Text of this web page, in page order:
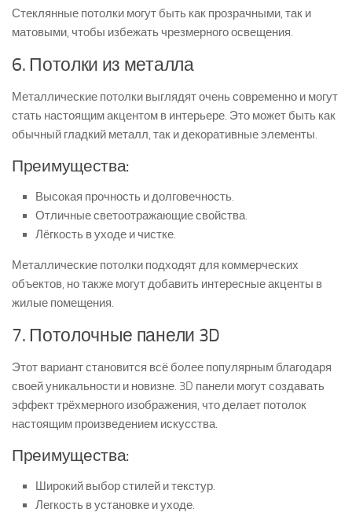
Стеклянные потолки могут быть как прозрачными, так и
матовыми, чтобы избежать чрезмерного освещения.
6. Потолки из металла
Металлические потолки выглядят очень современно и могут
стать настоящим акцентом в интерьере. Это может быть как
обычный гладкий металл, так и декоративные элементы.
Преимущества:
Высокая прочность и долговечность.
Отличные светоотражающие свойства.
Лёгкость в уходе и чистке.
Металлические потолки подходят для коммерческих
объектов, но также могут добавить интересные акценты в
жилые помещения.
7. Потолочные панели 3D
Этот вариант становится всё более популярным благодаря
своей уникальности и новизне. 3D панели могут создавать
эффект трёхмерного изображения, что делает потолок
настоящим произведением искусства.
Преимущества:
Широкий выбор стилей и текстур.
Легкость в установке и уходе.